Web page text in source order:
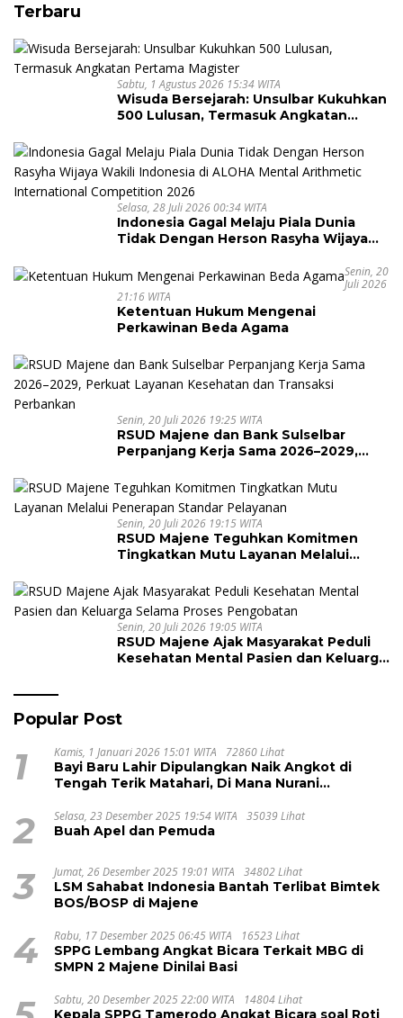
Terbaru
Sabtu, 1 Agustus 2026 15:34 WITA
Wisuda Bersejarah: Unsulbar Kukuhkan
500 Lulusan, Termasuk Angkatan
Selasa, 28 Juli 2026 00:34 WITA
Indonesia Gagal Melaju Piala Dunia
Tidak Dengan Herson Rasyha Wijaya
Arithmetic International Competition
Senin, 20
Juli 2026
21:16 WITA
Ketentuan Hukum Mengenai
Perkawinan Beda Agama
Senin, 20 Juli 2026 19:25 WITA
RSUD Majene dan Bank Sulselbar
Perpanjang Kerja Sama 2026–2029,
Transaksi Perbankan
Senin, 20 Juli 2026 19:15 WITA
RSUD Majene Teguhkan Komitmen
Tingkatkan Mutu Layanan Melalui
Senin, 20 Juli 2026 19:05 WITA
RSUD Majene Ajak Masyarakat Peduli
Kesehatan Mental Pasien dan Keluarga
Popular Post
1 Kamis, 1 Januari 2026 15:01 WITA 72860 Lihat
Bayi Baru Lahir Dipulangkan Naik Angkot di
Tengah Terik Matahari, Di Mana Nurani
2 Selasa, 23 Desember 2025 19:54 WITA 35039 Lihat
Buah Apel dan Pemuda
3 Jumat, 26 Desember 2025 19:01 WITA 34802 Lihat
LSM Sahabat Indonesia Bantah Terlibat Bimtek
BOS/BOSP di Majene
4 Rabu, 17 Desember 2025 06:45 WITA 16523 Lihat
SPPG Lembang Angkat Bicara Terkait MBG di
SMPN 2 Majene Dinilai Basi
Sabtu, 20 Desember 2025 22:00 WITA 14804 Lihat
Kepala SPPG Tamerodo Angkat Bicara soal Roti